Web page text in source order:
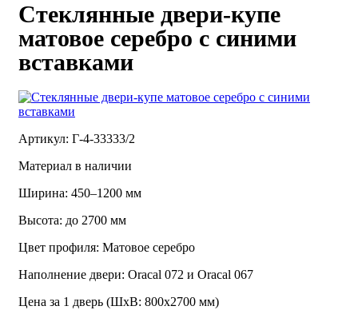
Стеклянные двери-купе
матовое серебро с синими
вставками
Артикул: Г-4-33333/2
Материал в наличии
Ширина: 450–1200 мм
Высота: до 2700 мм
Цвет профиля: Матовое серебро
Наполнение двери: Oracal 072 и Oracal 067
Цена за 1 дверь (ШхВ: 800х2700 мм)